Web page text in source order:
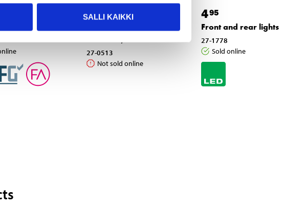
SALLI KAIKKI
59 mm
995
27-0513
Not sold online
495
Front and rear lights
27-1778
Sold online